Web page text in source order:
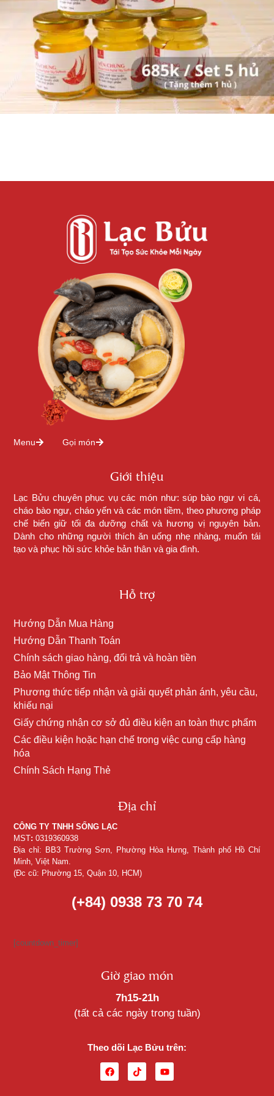
Menu Gọi món
Giới thiệu
Lạc Bửu chuyên phục vụ các món như: súp bào ngư vi cá,
cháo bào ngư, cháo yến và các món tiềm, theo phương pháp
chế biến giữ tối đa dưỡng chất và hương vị nguyên bản.
Dành cho những người thích ăn uống nhẹ nhàng, muốn tái
tạo và phục hồi sức khỏe bản thân và gia đình.
Hỗ trợ
Hướng Dẫn Mua Hàng
Hướng Dẫn Thanh Toán
Chính sách giao hàng, đổi trả và hoàn tiền
Bảo Mật Thông Tin
Phương thức tiếp nhận và giải quyết phản ánh, yêu cầu,
khiếu nại
Giấy chứng nhận cơ sở đủ điều kiện an toàn thực phẩm
Các điều kiện hoặc hạn chế trong việc cung cấp hàng
hóa
Chính Sách Hạng Thẻ
Địa chỉ
CÔNG TY TNHH SỐNG LẠC
MST: 0319360938
Địa chỉ: BB3 Trường Sơn, Phường Hòa Hưng, Thành phố Hồ Chí
Minh, Việt Nam.
(Đc cũ: Phường 15, Quận 10, HCM)
(+84) 0938 73 70 74
[countdown_timer]
Giờ giao món
7h15-21h
(tất cả các ngày trong tuần)
Theo dõi Lạc Bửu trên: